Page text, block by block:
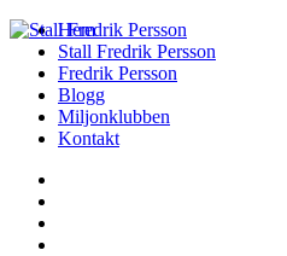
Hem
Stall Fredrik Persson
Fredrik Persson
Blogg
Miljonklubben
Kontakt